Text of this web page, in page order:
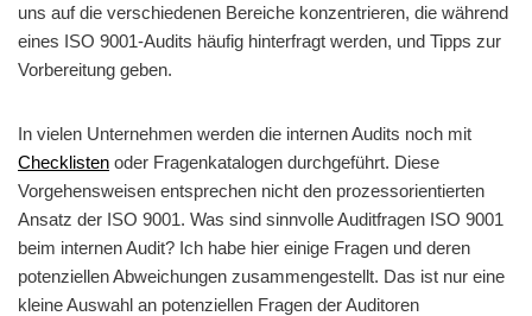
uns auf die verschiedenen Bereiche konzentrieren, die während
eines ISO 9001-Audits häufig hinterfragt werden, und Tipps zur
Vorbereitung geben.
In vielen Unternehmen werden die internen Audits noch mit
Checklisten oder Fragenkatalogen durchgeführt. Diese
Vorgehensweisen entsprechen nicht den prozessorientierten
Ansatz der ISO 9001. Was sind sinnvolle Auditfragen ISO 9001
beim internen Audit? Ich habe hier einige Fragen und deren
potenziellen Abweichungen zusammengestellt. Das ist nur eine
kleine Auswahl an potenziellen Fragen der Auditoren